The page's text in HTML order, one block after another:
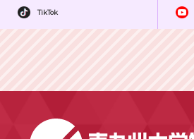
TikTok